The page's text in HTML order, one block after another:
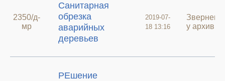
2350/д-
мр
Санитарная
обрезка
аварийных
деревьев
2019-07-
18 13:16
у архиві
РЕшение